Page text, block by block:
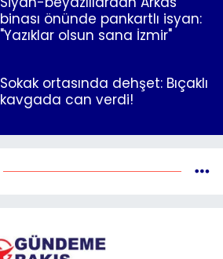
binası önünde pankartlı isyan:
"Yazıklar olsun sana İzmir"
Sokak ortasında dehşet: Bıçaklı
kavgada can verdi!